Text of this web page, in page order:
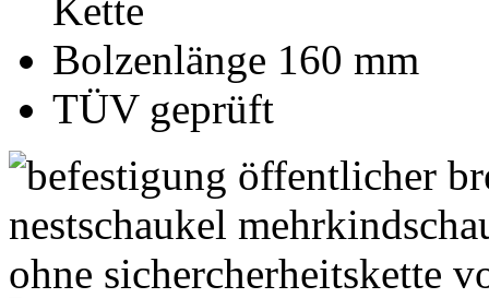
Kette
Bolzenlänge 160 mm
TÜV geprüft